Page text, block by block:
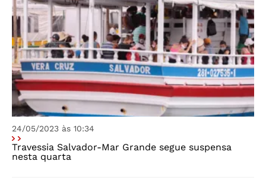
24/05/2023 às 10:34
Travessia Salvador-Mar Grande segue suspensa
nesta quarta